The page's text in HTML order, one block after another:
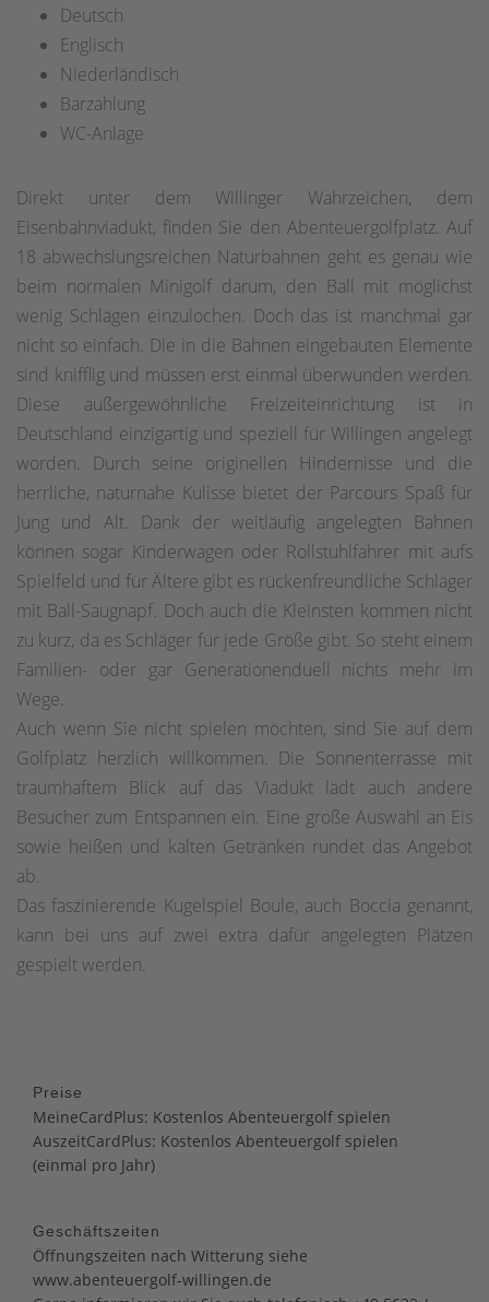
Deutsch
Englisch
Niederländisch
Barzahlung
WC-Anlage
Direkt unter dem Willinger Wahrzeichen, dem
Eisenbahnviadukt, finden Sie den Abenteuergolfplatz. Auf
18 abwechslungsreichen Naturbahnen geht es genau wie
beim normalen Minigolf darum, den Ball mit möglichst
wenig Schlägen einzulochen. Doch das ist manchmal gar
nicht so einfach. Die in die Bahnen eingebauten Elemente
sind knifflig und müssen erst einmal überwunden werden.
Diese außergewöhnliche Freizeiteinrichtung ist in
Deutschland einzigartig und speziell für Willingen angelegt
worden. Durch seine originellen Hindernisse und die
herrliche, naturnahe Kulisse bietet der Parcours Spaß für
Jung und Alt. Dank der weitläufig angelegten Bahnen
können sogar Kinderwagen oder Rollstuhlfahrer mit aufs
Spielfeld und für Ältere gibt es rückenfreundliche Schläger
mit Ball-Saugnapf. Doch auch die Kleinsten kommen nicht
zu kurz, da es Schläger für jede Größe gibt. So steht einem
Familien- oder gar Generationenduell nichts mehr im
Wege.
Auch wenn Sie nicht spielen möchten, sind Sie auf dem
Golfplatz herzlich willkommen. Die Sonnenterrasse mit
traumhaftem Blick auf das Viadukt lädt auch andere
Besucher zum Entspannen ein. Eine große Auswahl an Eis
sowie heißen und kalten Getränken rundet das Angebot
ab.
Das faszinierende Kugelspiel Boule, auch Boccia genannt,
kann bei uns auf zwei extra dafür angelegten Plätzen
gespielt werden.
Preise
MeineCardPlus: Kostenlos Abenteuergolf spielen
AuszeitCardPlus: Kostenlos Abenteuergolf spielen
(einmal pro Jahr)
Geschäftszeiten
Öffnungszeiten nach Witterung siehe
www.abenteuergolf-willingen.de